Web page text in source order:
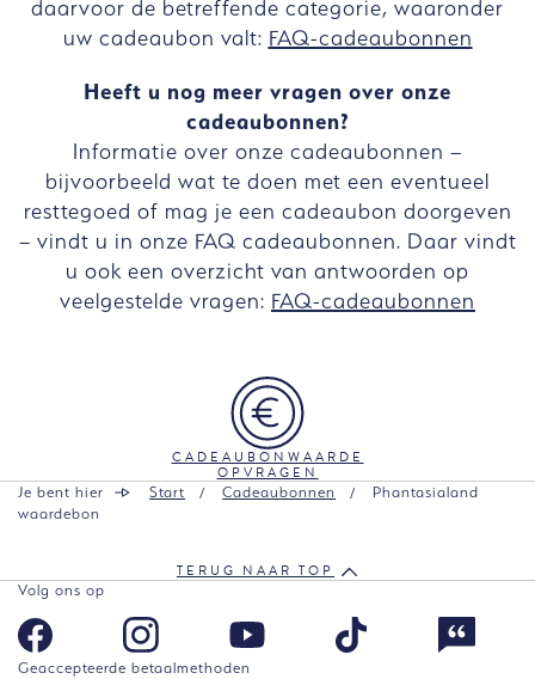
daarvoor de betreffende categorie, waaronder
uw cadeaubon valt: FAQ-cadeaubonnen
Heeft u nog meer vragen over onze
cadeaubonnen?
Informatie over onze cadeaubonnen –
bijvoorbeeld wat te doen met een eventueel
resttegoed of mag je een cadeaubon doorgeven
– vindt u in onze FAQ cadeaubonnen. Daar vindt
u ook een overzicht van antwoorden op
veelgestelde vragen: FAQ-cadeaubonnen
CADEAUBONWAARDE
OPVRAGEN
Je bent hier Start Cadeaubonnen
Phantasialand
waardebon
TERUG NAAR TOP
Volg ons op
Geaccepteerde betaalmethoden